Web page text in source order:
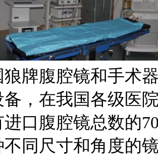
腹腔镜和手术器
，在我国各级医
进口腹腔镜总数的
不同尺寸和角度的